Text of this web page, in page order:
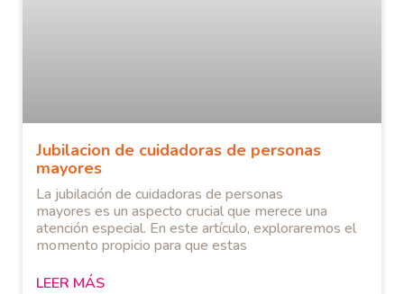
Jubilacion de cuidadoras de personas
mayores
La jubilación de cuidadoras de personas
mayores es un aspecto crucial que merece una
atención especial. En este artículo, exploraremos el
momento propicio para que estas
LEER MÁS